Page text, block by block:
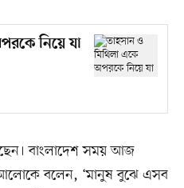
নিয়ে যা
বাংলাদেশ সময় আজ
আলোকে বলেন, ‘মানুষ বুঝে এসব